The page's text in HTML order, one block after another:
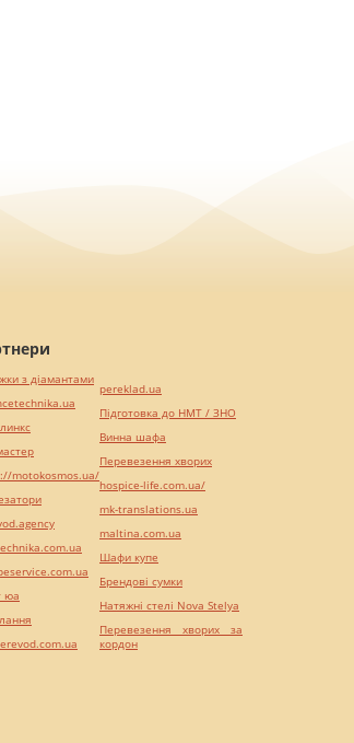
з діамантами
motokosmos.ua/
юа
pereklad.ua
Підготовка до НМТ / ЗНО
Винна шафа
Перевезення хворих
hospice-life.com.ua/
mk-translations.ua
maltina.com.ua
Шафи купе
Брендові сумки
Натяжні стелі Nova Stelya
Перевезення хворих за
кордон